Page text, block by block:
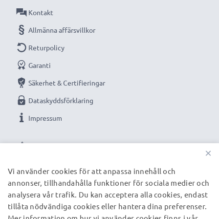
automatisk avstängning.
✔ Högkvalitativt utförande: flexibel, brottsäker
✔ Garanterad säkerhet: skydd mot kortslutning,
överhettning och överspänning
Kompakt, utrymmessparande design - även idealisk
för användning som reseladdare
✔ Flexibel ingångsspänning & LED-laddningsindikator
Utgångsspänning / Output Volt: 5V
Strömstyrka / Output ampere: 1A / 1000mA
Effekt / Power Watt: 5W
VÅRA BETALNINGSALTERNATIV
Kontakt
Allmänna affärsvillkor
Returpolicy
Garanti
Säkerhet & Certifieringar
Dataskyddsförklaring
Impressum
VÅRA FRAKTPARTNERS
×
Vi använder cookies för att anpassa innehåll och
annonser, tillhandahålla funktioner för sociala medier och
analysera vår trafik. Du kan acceptera alla cookies, endast
tillåta nödvändiga cookies eller hantera dina preferenser.